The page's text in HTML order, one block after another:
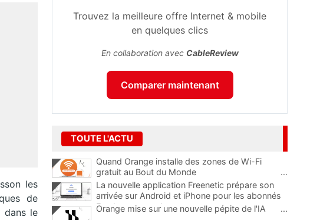
les
de
dans le
Trouvez la meilleure offre Internet & mobile
en quelques clics
En collaboration avec CableReview
Comparer maintenant
TOUTE L'ACTU
Quand Orange installe des zones de Wi-Fi
gratuit au Bout du Monde
...
La nouvelle application Freenetic prépare son
arrivée sur Android et iPhone pour les abonnés
Freebox, testez la
Orange mise sur une nouvelle pépite de l'IA ...